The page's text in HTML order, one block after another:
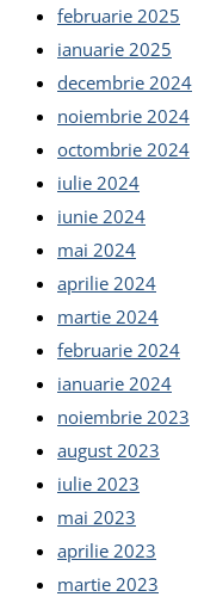
februarie 2025
ianuarie 2025
decembrie 2024
noiembrie 2024
octombrie 2024
iulie 2024
iunie 2024
mai 2024
aprilie 2024
martie 2024
februarie 2024
ianuarie 2024
noiembrie 2023
august 2023
iulie 2023
mai 2023
aprilie 2023
martie 2023